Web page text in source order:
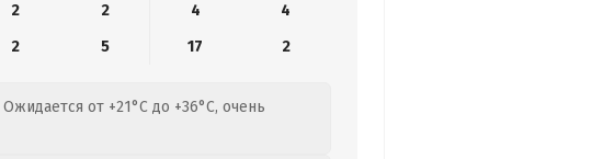
2 2 4
4
2 5 17 2
от +21°C до +36°C, очень